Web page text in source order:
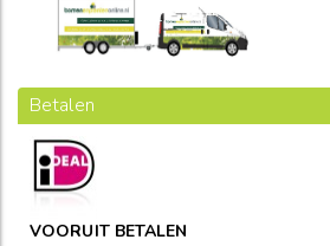
Betalen
VOORUIT BETALEN